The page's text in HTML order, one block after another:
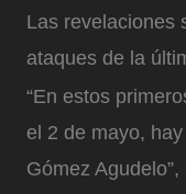
Las revelaciones
ataques de la
“En estos
el 2 de mayo,
Gómez